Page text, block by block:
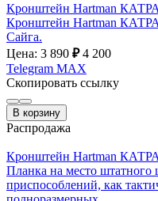
Кронштейн Hartman
Кронштейн Hartman
Сайга.
Цена: 3 890 ₽ 4 200
Telegram MAX
Скопировать ссылку
В корзину
Распродажа
Кронштейн Hartman
Планка на место штатного
приспособлений, как